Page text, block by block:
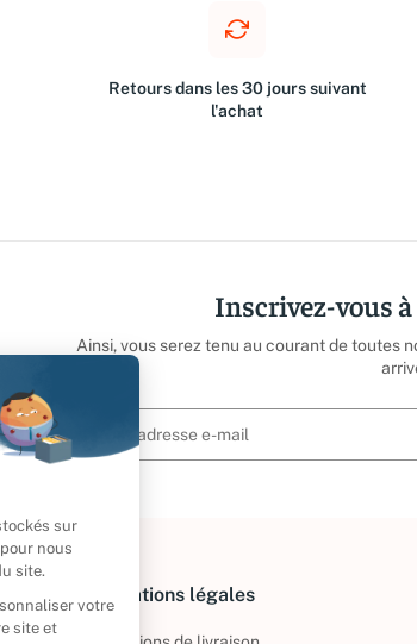
Retours dans les 30 jours suivant
l'achat
Inscrivez-vous
Ainsi, vous serez tenu au courant de toutes
Informations légales